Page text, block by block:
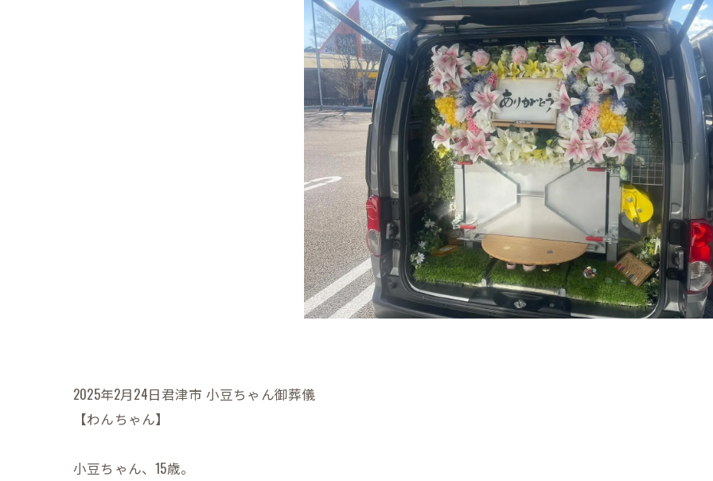
2025年2月24日君津市 小豆ちゃん御葬儀
【わんちゃん】
小豆ちゃん、15歳。